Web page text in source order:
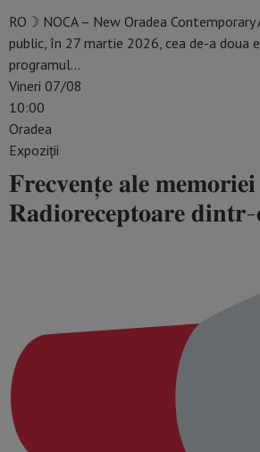
RO☽ NOCA – New Oradea Contemporary
public, în 27 martie 2026, cea de-a doua
programul…
Vineri 07/08
10:00
Oradea
Expoziții
𝐅𝐫𝐞𝐜𝐯𝐞𝐧𝐭̦𝐞 𝐚𝐥𝐞
𝐑𝐚𝐝𝐢𝐨𝐫𝐞𝐜𝐞𝐩𝐭𝐨𝐚𝐫𝐞